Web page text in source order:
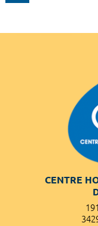
CENTRE